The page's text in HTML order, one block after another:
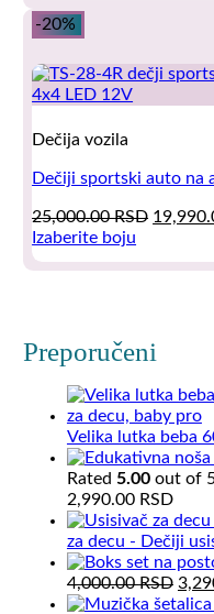
on
the
page
-20%
Dečija vozila
Dečiji sportski auto na
25,000.00RSD Original
Izaberite boju
This
variants.
The
options
chosen
on
product
page
Preporučeni
Velika lutka beba
Rated 5.00out of
2,990.00 RSD
za decu - Dečiji
4,000.00RSD
price